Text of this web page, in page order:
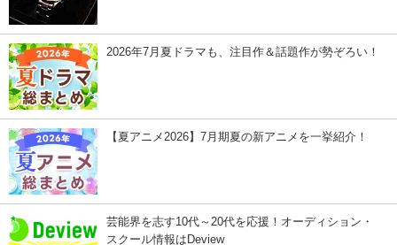
2026年7月夏ドラマも、注目作＆話題作が勢ぞろい！
【夏アニメ2026】7月期夏の新アニメを一挙紹介！
芸能界を志す10代～20代を応援！オーディション・
スクール情報はDeview